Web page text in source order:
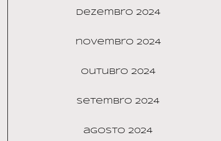
dezembro 2024
novembro 2024
outubro 2024
setembro 2024
agosto 2024